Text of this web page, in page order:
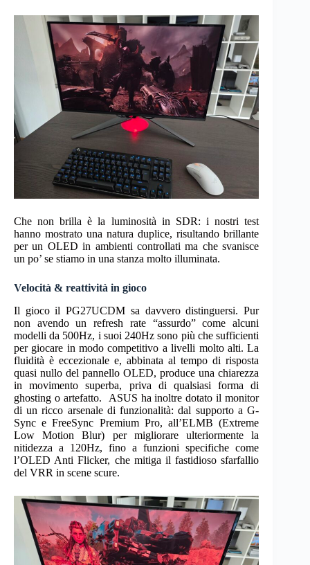
Che non brilla è la luminosità in SDR: i nostri test
hanno mostrato una natura duplice, risultando brillante
per un OLED in ambienti controllati ma che svanisce
un po’ se stiamo in una stanza molto illuminata.
Velocità & reattività in gioco
Il gioco il PG27UCDM sa davvero distinguersi. Pur
non avendo un refresh rate “assurdo” come alcuni
modelli da 500Hz, i suoi 240Hz sono più che sufficienti
per giocare in modo competitivo a livelli molto alti. La
fluidità è eccezionale e, abbinata al tempo di risposta
quasi nullo del pannello OLED, produce una chiarezza
in movimento superba, priva di qualsiasi forma di
ghosting o artefatto. ASUS ha inoltre dotato il monitor
di un ricco arsenale di funzionalità: dal supporto a G-
Sync e FreeSync Premium Pro, all’ELMB (Extreme
Low Motion Blur) per migliorare ulteriormente la
nitidezza a 120Hz, fino a funzioni specifiche come
l’OLED Anti Flicker, che mitiga il fastidioso sfarfallio
del VRR in scene scure.